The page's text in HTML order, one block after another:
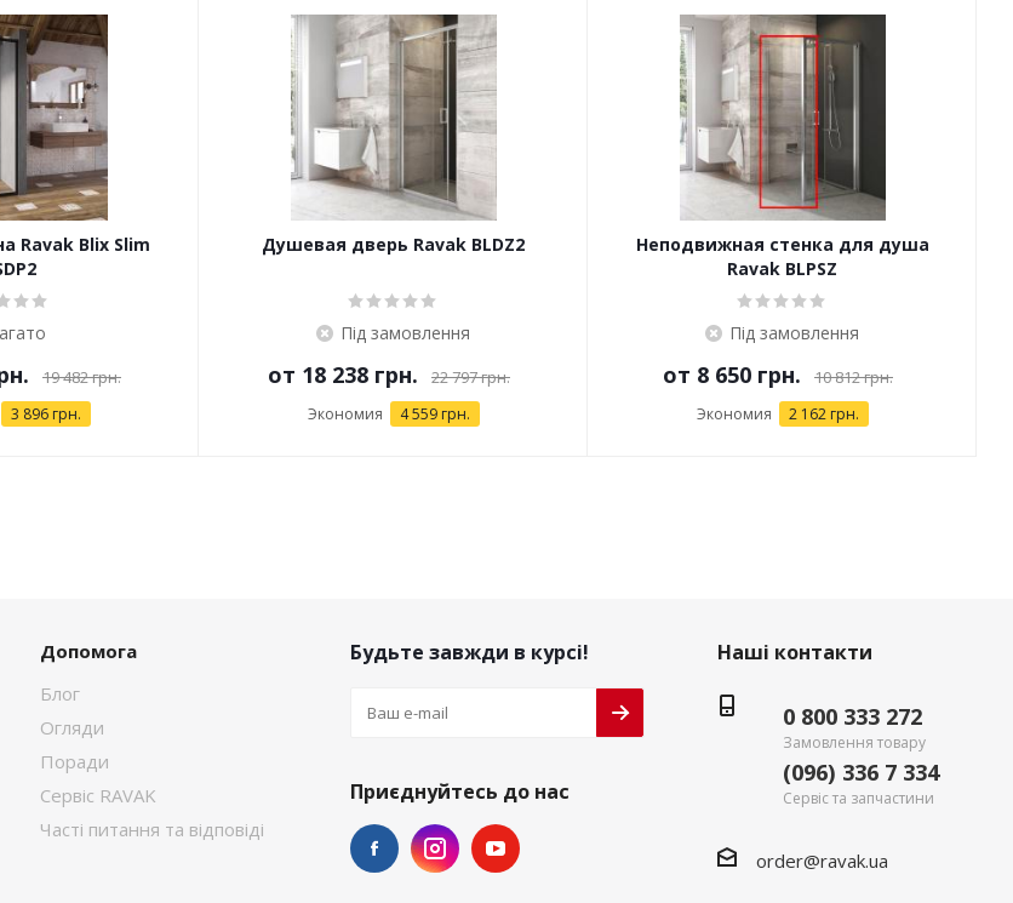
Ravak Blix Slim
19 482 грн.
3 896 грн.
Душевая дверь Ravak BLDZ2
Під замовлення
от 18 238 грн. 22 797 грн.
Экономия 4 559 грн.
Неподвижная стенка для душа
Ravak BLPSZ
Під замовлення
от 8 650 грн. 10 812 грн.
Экономия 2 162 грн.
Допомога
Блог
Огляди
Поради
Сервіс RAVAK
Часті питання та відповіді
Будьте завжди в курсі!
Приєднуйтесь до нас
Наші контакти
0 800 333 272
Замовлення товару
(096) 336 7 334
Сервіс та запчастини
order@ravak.ua